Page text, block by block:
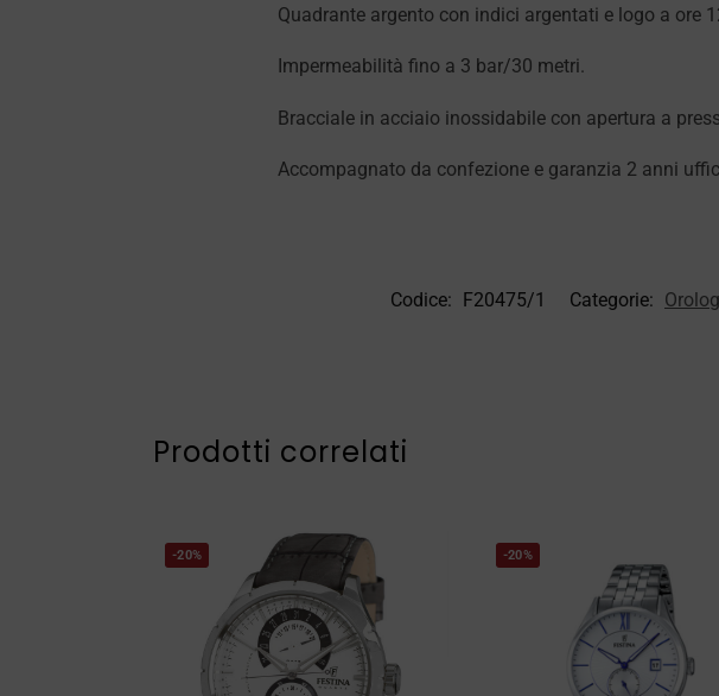
Quadrante argento con indici argentati e logo a ore
Impermeabilità fino a 3 bar/30 metri.
Bracciale in acciaio inossidabile con apertura a
Accompagnato da confezione e garanzia 2 anni
Codice: F20475/1 Categorie:
Prodotti correlati
-20% -20%